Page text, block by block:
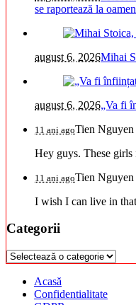
se raportează la
august 6, 2026Mihai
august 6, 2026„Va fi
11 ani agoTien Nguyen
Hey guys. These
11 ani agoTien Nguyen
I wish I can live in
Categorii
Categorii
Acasă
Confidentialitate